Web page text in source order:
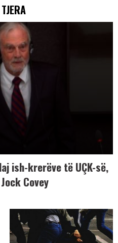
TJERA
ish-krerëve të UÇK-së,
Covey